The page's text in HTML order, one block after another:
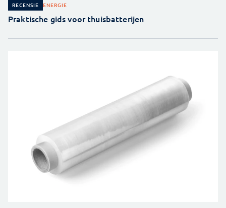
RECENSIE ENERGIE
Praktische gids voor thuisbatterijen